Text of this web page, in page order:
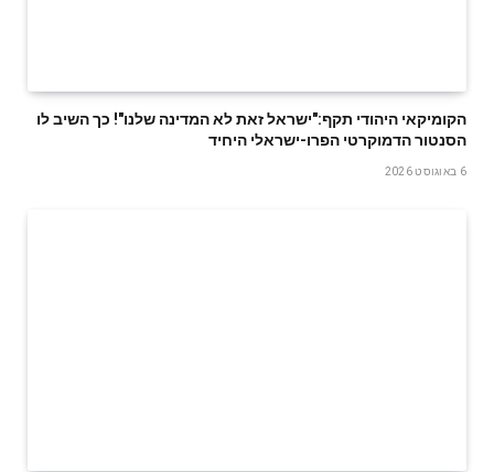
הקומיקאי היהודי תקף:"ישראל זאת לא המדינה שלנו"! כך השיב לו
הסנטור הדמוקרטי הפרו-ישראלי היחיד
6 באוגוסט 2026